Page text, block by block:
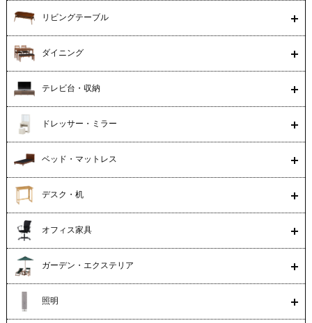
リビングテーブル
ダイニング
テレビ台・収納
ドレッサー・ミラー
ベッド・マットレス
デスク・机
オフィス家具
ガーデン・エクステリア
照明